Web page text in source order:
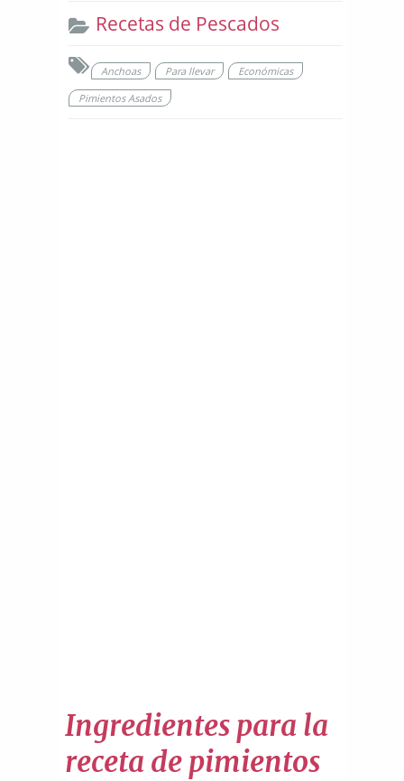
Recetas de Pescados
Anchoas Para llevar
Económicas
Pimientos Asados
Ingredientes para la
receta de pimientos